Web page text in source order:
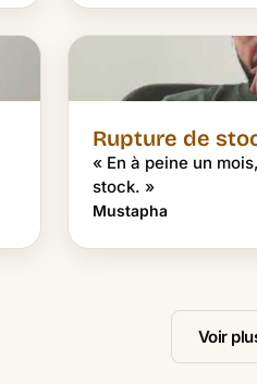
Rupture de
« En à peine un
stock. »
Mustapha
Voir